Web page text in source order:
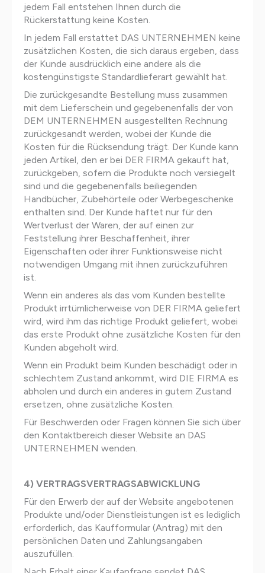
jedem Fall entstehen Ihnen durch die
Rückerstattung keine Kosten.
In jedem Fall erstattet DAS UNTERNEHMEN keine
zusätzlichen Kosten, die sich daraus ergeben, dass
der Kunde ausdrücklich eine andere als die
kostengünstigste Standardlieferart gewählt hat.
Die zurückgesandte Bestellung muss zusammen
mit dem Lieferschein und gegebenenfalls der von
DEM UNTERNEHMEN ausgestellten Rechnung
zurückgesandt werden, wobei der Kunde die
Kosten für die Rücksendung trägt. Der Kunde kann
jeden Artikel, den er bei DER FIRMA gekauft hat,
zurückgeben, sofern die Produkte noch versiegelt
sind und die gegebenenfalls beiliegenden
Handbücher, Zubehörteile oder Werbegeschenke
enthalten sind. Der Kunde haftet nur für den
Wertverlust der Waren, der auf einen zur
Feststellung ihrer Beschaffenheit, ihrer
Eigenschaften oder ihrer Funktionsweise nicht
notwendigen Umgang mit ihnen zurückzuführen
ist.
Wenn ein anderes als das vom Kunden bestellte
Produkt irrtümlicherweise von DER FIRMA geliefert
wird, wird ihm das richtige Produkt geliefert, wobei
das erste Produkt ohne zusätzliche Kosten für den
Kunden abgeholt wird.
Wenn ein Produkt beim Kunden beschädigt oder in
schlechtem Zustand ankommt, wird DIE FIRMA es
abholen und durch ein anderes in gutem Zustand
ersetzen, ohne zusätzliche Kosten.
Für Beschwerden oder Fragen können Sie sich über
den Kontaktbereich dieser Website an DAS
UNTERNEHMEN wenden.
4) VERTRAGSVERTRAGSABWICKLUNG
Für den Erwerb der auf der Website angebotenen
Produkte und/oder Dienstleistungen ist es lediglich
erforderlich, das Kaufformular (Antrag) mit den
persönlichen Daten und Zahlungsangaben
auszufüllen.